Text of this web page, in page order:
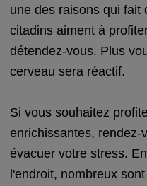
une des raisons qui fait
citadins aiment à
détendez-vous. Plus
cerveau sera réactif.
Si vous souhaitez
enrichissantes, rendez-
évacuer votre stress.
l'endroit, nombreux